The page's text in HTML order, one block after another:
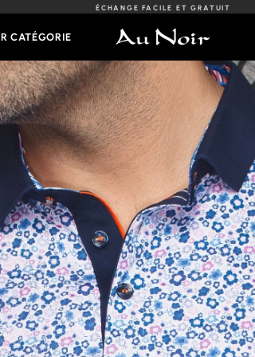
Pause
ÉCHANGE FACILE ET GRATUIT
CATÉGORIE